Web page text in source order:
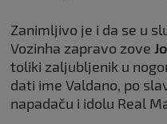
Zanimljivo je i da se u
Vozinha zapravo zove
toliki zaljubljenik u
dati ime Valdano, po
napadaču i idolu Real